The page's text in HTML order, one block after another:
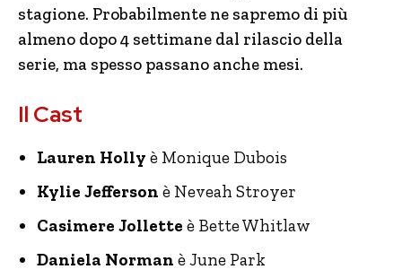
stagione. Probabilmente ne sapremo di più
almeno dopo 4 settimane dal rilascio della
serie, ma spesso passano anche mesi.
Il Cast
Lauren Holly è Monique Dubois
Kylie Jefferson è Neveah Stroyer
Casimere Jollette è Bette Whitlaw
Daniela Norman è June Park